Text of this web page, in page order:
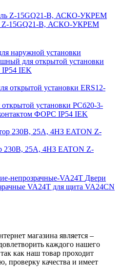
Z-15GQ21-B, АСКО-УКРЕМ
для открытой установки
IEK
открытой установки РСб20-3-
ФОРС IP54 IEK
230В, 25А, 4НЗ EATON Z-
Двери
VA24T для щита VA24CN
магазина является –
каждого нашего
как наш товар проходит
проверку качества и имеет